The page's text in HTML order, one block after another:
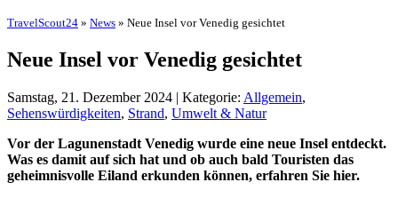
TravelScout24 » News » Neue Insel vor Venedig gesichtet
Neue Insel vor Venedig gesichtet
Samstag, 21. Dezember 2024 | Kategorie: Allgemein,
Sehenswürdigkeiten, Strand, Umwelt & Natur
Vor der Lagunenstadt Venedig wurde eine neue Insel entdeckt.
Was es damit auf sich hat und ob auch bald Touristen das
geheimnisvolle Eiland erkunden können, erfahren Sie hier.